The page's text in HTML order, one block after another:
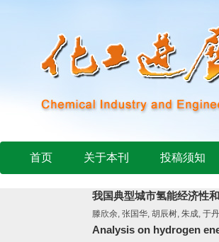
首页 关于本刊 投稿须知
我国典型城市氢能经济性
滕欣余, 张国华, 胡辰树, 朱成, 于
Analysis on hydrogen